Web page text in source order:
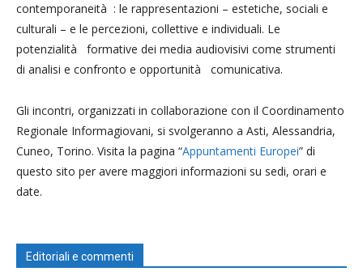
contemporaneità : le rappresentazioni – estetiche, sociali e
culturali – e le percezioni, collettive e individuali. Le
potenzialità formative dei media audiovisivi come strumenti
di analisi e confronto e opportunità comunicativa.
Gli incontri, organizzati in collaborazione con il Coordinamento
Regionale Informagiovani, si svolgeranno a Asti, Alessandria,
Cuneo, Torino. Visita la pagina “Appuntamenti Europei” di
questo sito per avere maggiori informazioni su sedi, orari e
date.
Editoriali e commenti